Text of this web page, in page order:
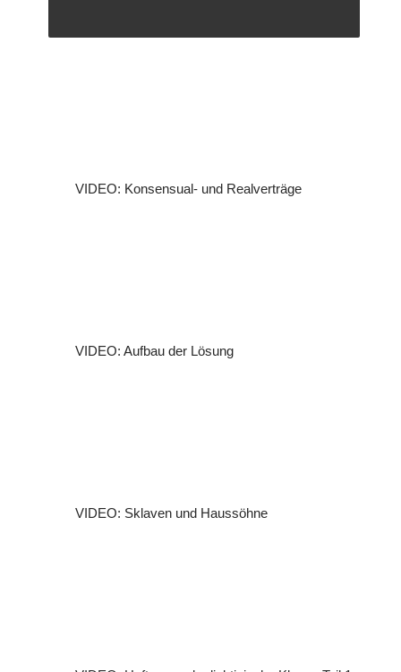
VIDEO: Konsensual- und Realverträge
VIDEO: Aufbau der Lösung
VIDEO: Sklaven und Haussöhne